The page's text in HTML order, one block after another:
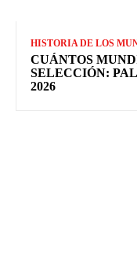
HISTORIA DE LOS
CUÁNTOS
SELECCIÓN:
2026